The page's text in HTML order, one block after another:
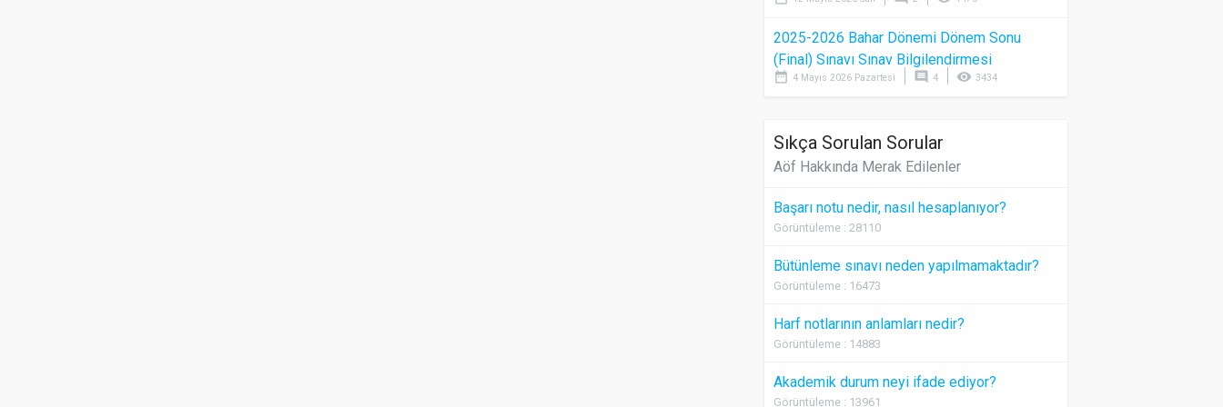
2025-2026 Bahar Dönemi Dönem Sonu
(Final) Sınavı Sınav Bilgilendirmesi
date_range 4 Mayıs 2026 Pazartesi comment 4 visibility 3434
Sıkça Sorulan Sorular
Aöf Hakkında Merak Edilenler
Başarı notu nedir, nasıl hesaplanıyor?
Görüntüleme : 28110
Bütünleme sınavı neden yapılmamaktadır?
Görüntüleme : 16473
Harf notlarının anlamları nedir?
Görüntüleme : 14883
Akademik durum neyi ifade ediyor?
Görüntüleme : 13961